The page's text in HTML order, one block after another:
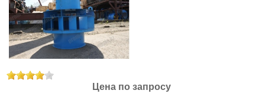
Цена по запросу